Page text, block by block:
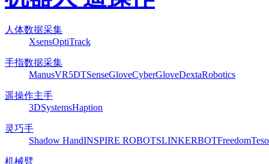
人体数据采集
XsensOptiTrack
手指数据采集
ManusVR5DTSenseGloveCyberGloveDextaRobotics
遥操作主手
3DSystemsHaption
灵巧手
Shadow HandINSPIRE ROBOTSLINKERBOTFreedom
机械臂